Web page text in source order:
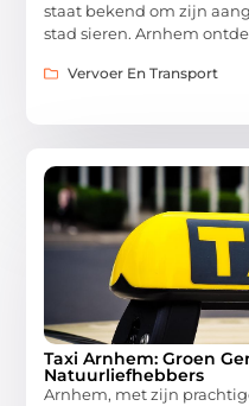
staat bekend om zijn
stad sieren. Arnhem
Vervoer En Transport
Taxi Arnhem: Groen
Natuurliefhebbers
Arnhem, met zijn